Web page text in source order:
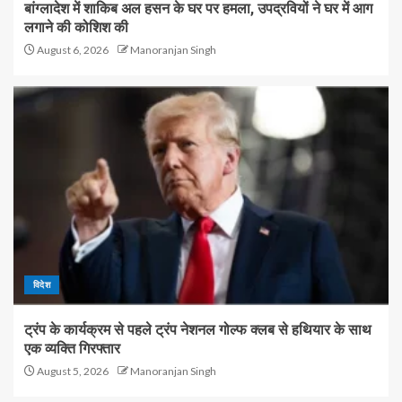
बांग्लादेश में शाकिब अल हसन के घर पर हमला, उपद्रवियों ने घर में आग
लगाने की कोशिश की
August 6, 2026 Manoranjan Singh
विदेश
ट्रंप के कार्यक्रम से पहले ट्रंप नेशनल गोल्फ क्लब से हथियार के साथ
एक व्यक्ति गिरफ्तार
August 5, 2026 Manoranjan Singh